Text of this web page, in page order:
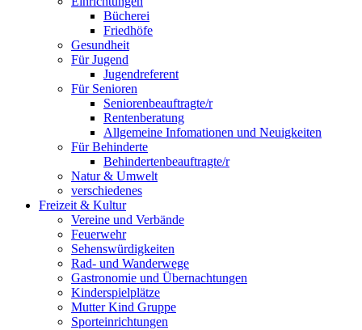
Bücherei
Friedhöfe
Gesundheit
Für Jugend
Jugendreferent
Für Senioren
Seniorenbeauftragte/r
Rentenberatung
Allgemeine Infomationen und Neuigkeiten
Für Behinderte
Behindertenbeauftragte/r
Natur & Umwelt
verschiedenes
Freizeit & Kultur
Vereine und Verbände
Feuerwehr
Sehenswürdigkeiten
Rad- und Wanderwege
Gastronomie und Übernachtungen
Kinderspielplätze
Mutter Kind Gruppe
Sporteinrichtungen